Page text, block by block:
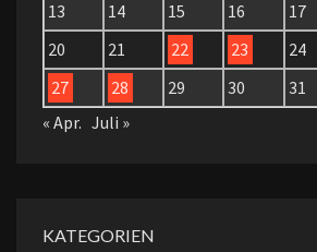
13
14 15 16 17
20
21 22 23 24
27
28 29 30
31
« Apr. Juli »
KATEGORIEN